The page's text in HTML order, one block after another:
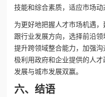
技能和综合素质，适应市场动
为更好地把握人才市场机遇
跟行业发展方向，选择前沿
提升跨领域整合能力，加强
极利用政府和企业提供的人
发展与城市发展双赢。
六、结语